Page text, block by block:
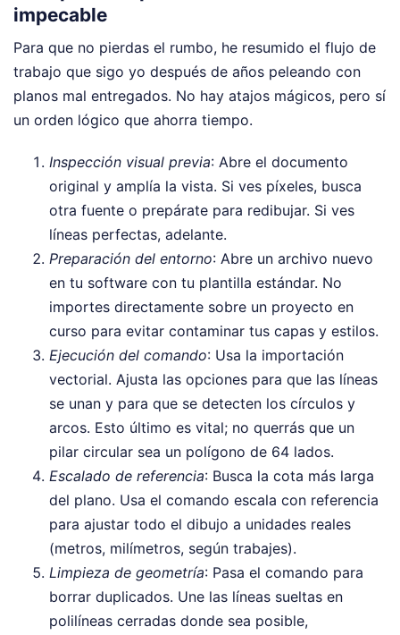
impecable
Para que no pierdas el rumbo, he resumido el flujo de
trabajo que sigo yo después de años peleando con
planos mal entregados. No hay atajos mágicos, pero sí
un orden lógico que ahorra tiempo.
Inspección visual previa: Abre el documento
original y amplía la vista. Si ves píxeles, busca
otra fuente o prepárate para redibujar. Si ves
líneas perfectas, adelante.
Preparación del entorno: Abre un archivo nuevo
en tu software con tu plantilla estándar. No
importes directamente sobre un proyecto en
curso para evitar contaminar tus capas y estilos.
Ejecución del comando: Usa la importación
vectorial. Ajusta las opciones para que las líneas
se unan y para que se detecten los círculos y
arcos. Esto último es vital; no querrás que un
pilar circular sea un polígono de 64 lados.
Escalado de referencia: Busca la cota más larga
del plano. Usa el comando escala con referencia
para ajustar todo el dibujo a unidades reales
(metros, milímetros, según trabajes).
Limpieza de geometría: Pasa el comando para
borrar duplicados. Une las líneas sueltas en
polilíneas cerradas donde sea posible,